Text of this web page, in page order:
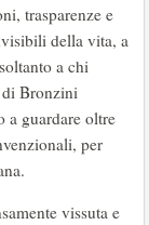
trasparenze e
della vita, a
a chi
di Bronzini
a guardare oltre
per
vissuta e